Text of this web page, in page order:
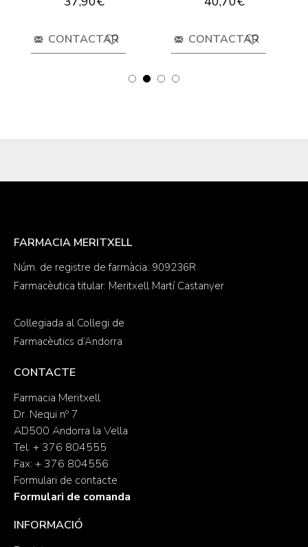
CONTACTAR CONTACTAR
FARMACIA MERITXELL
Núm. de registre de farmàcia: 909236R
Farmacèutica titular: Meritxell Martí Castanyer
Col·legiada al Col·legi de
Farmacèutics d’Andorra
CONTACTE
Farmacia Meritxell
Dr. Nequi nº 7
AD500 Andorra la Vella
Tel: + 376 804555
Fax: + 376 804556
Formulari de contacte
Formulari de comanda
INFORMACIÓ